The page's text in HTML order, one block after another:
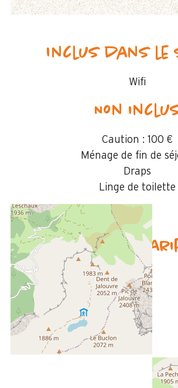
Inclus dans le
Wifi
Non
Caution : 100 €
Ménage de fin de
Draps
Linge de toilette
Disponibilités &